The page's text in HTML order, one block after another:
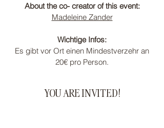
About the co- creator of this event:
Madeleine Zander
Wichtige Infos:
Es gibt vor Ort einen Mindestverzehr an
20€ pro Person.
YOU ARE INVITED!